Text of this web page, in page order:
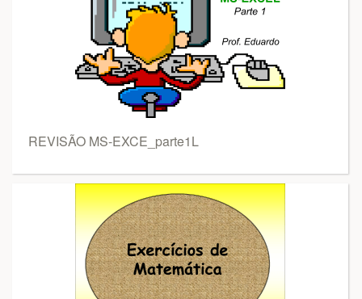
REVISÃO MS-EXCE_parte1L